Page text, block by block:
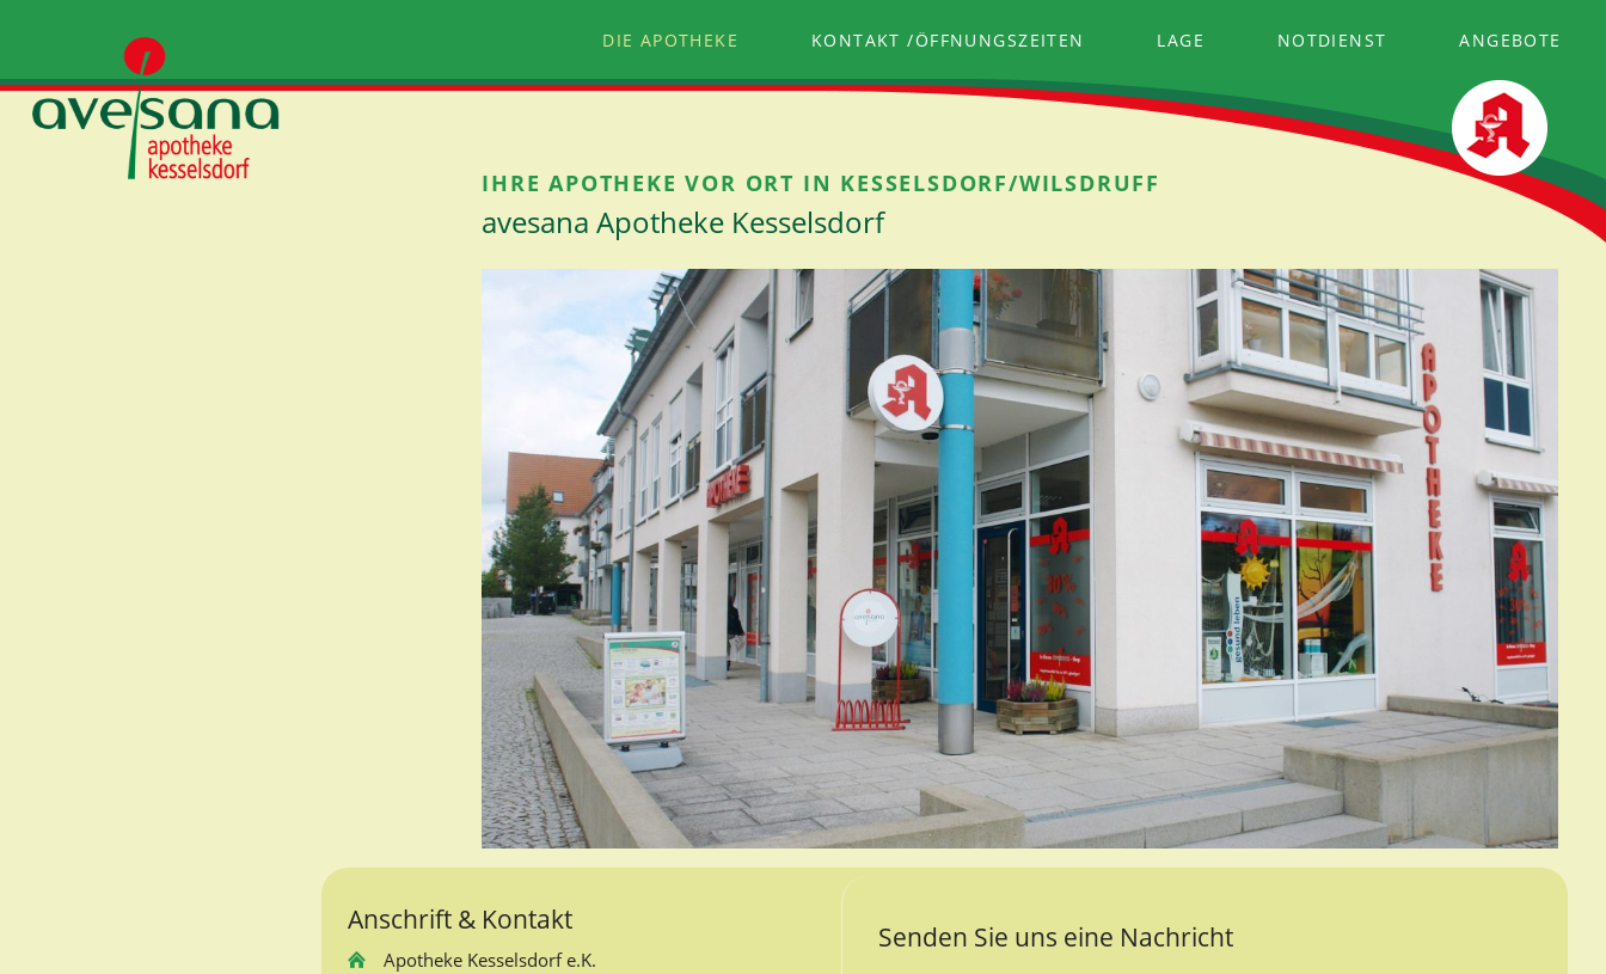
DIE APOTHEKE KONTAKT /ÖFFNUNGSZEITEN LAGE NOTDIENST ANGEBOTE
IHRE APOTHEKE VOR ORT IN KESSELSDORF/WILSDRUFF
avesana Apotheke Kesselsdorf
Anschrift & Kontakt
Apotheke Kesselsdorf e.K.
Senden Sie uns eine Nachricht